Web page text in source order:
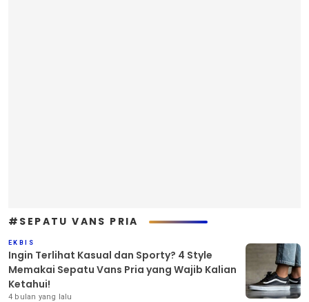
#SEPATU VANS PRIA
EKBIS
Ingin Terlihat Kasual dan Sporty? 4 Style
Memakai Sepatu Vans Pria yang Wajib Kalian
Ketahui!
4 bulan yang lalu